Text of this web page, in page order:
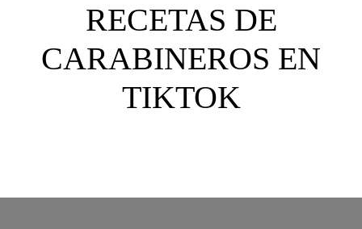
RECETAS DE
CARABINEROS EN
TIKTOK